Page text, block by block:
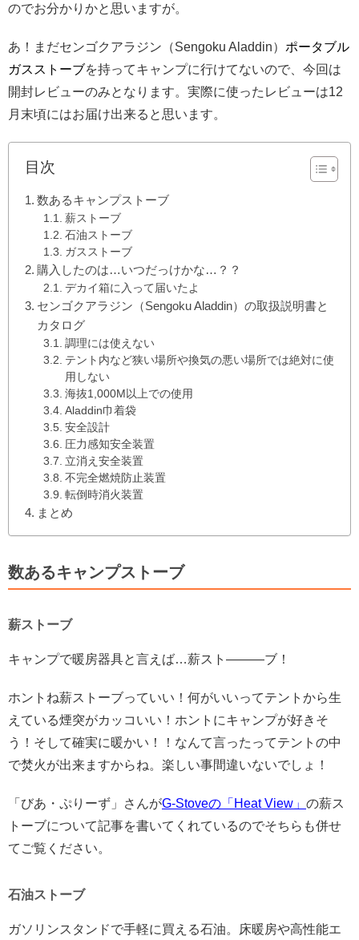
のでお分かりかと思いますが。
あ！まだセンゴクアラジン（Sengoku Aladdin） ポータブル
ガスストーブを持ってキャンプに行けてないので、今回は
開封レビューのみとなります。実際に使ったレビューは12
月末頃にはお届け出来ると思います。
目次
数あるキャンプストーブ
薪ストーブ
石油ストーブ
ガスストーブ
購入したのは…いつだっけかな…？？
デカイ箱に入って届いたよ
センゴクアラジン（Sengoku Aladdin）の取扱説明書と
カタログ
調理には使えない
テント内など狭い場所や換気の悪い場所では絶対に使
用しない
海抜1,000M以上での使用
Aladdin巾着袋
安全設計
圧力感知安全装置
立消え安全装置
不完全燃焼防止装置
転倒時消火装置
まとめ
数あるキャンプストーブ
薪ストーブ
キャンプで暖房器具と言えば…薪スト―――ブ！
ホントね薪ストーブっていい！何がいいってテントから生
えている煙突がカッコいい！ホントにキャンプが好きそ
う！そして確実に暖かい！！なんて言ったってテントの中
で焚火が出来ますからね。楽しい事間違いないでしょ！
「びあ・ぷりーず」さんがG-Stoveの「Heat View」 の薪ス
トーブについて記事を書いてくれているのでそちらも併せ
てご覧ください。
石油ストーブ
ガソリンスタンドで手軽に買える石油。床暖房や高性能エ